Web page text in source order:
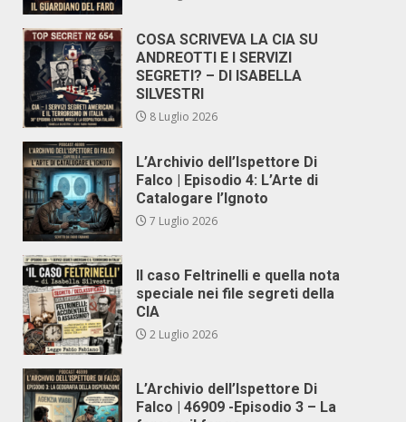
COSA SCRIVEVA LA CIA SU
ANDREOTTI E I SERVIZI
SEGRETI? – DI ISABELLA
SILVESTRI
8 Luglio 2026
L’Archivio dell’Ispettore Di
Falco | Episodio 4: L’Arte di
Catalogare l’Ignoto
7 Luglio 2026
Il caso Feltrinelli e quella nota
speciale nei file segreti della
CIA
2 Luglio 2026
L’Archivio dell’Ispettore Di
Falco | 46909 -Episodio 3 – La